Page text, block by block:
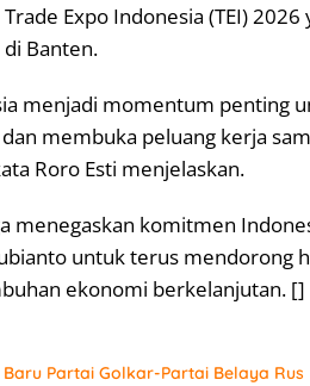
Expo Indonesia (TEI)
Banten.
menjadi momentum penting
membuka peluang kerja
Roro Esti menjelaskan.
menegaskan komitmen
untuk terus mendorong
ekonomi berkelanjutan. []
Partai Golkar-Partai Belaya Rus